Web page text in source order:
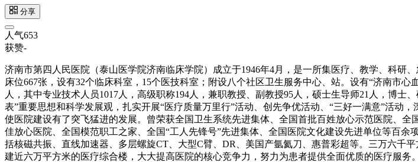
分享
人气653
获赞-
济南市第四人民医院（泰山医学院济南临床学院）成立于1946年4月，是一所集医疗、教学、科
床位667张，设有32个临床科室，15个医技科室；附设八个社区卫生服务中心、站。设有“济南市
人，其中专业技术人员1017人，高级职称194人，兼职教授、副教授95人，硕士生导师21人，博
表”重要思想和科学发展观，扎实开展“医疗质量万里行”活动、创先争优活动、“三好一满意”活动
使医院建设有了突飞猛进的发展。曾荣获全国卫生系统先进集体、全国首批百姓放心示范医院、
佳放心医院、全国模范职工之家、全国“工人先锋号”先进集体、全国医院文化建设先进单位等
括核磁共振、直线加速器、多层螺旋CT、大型C臂、DR、美国产氩氦刀、惠普彩超等。三万六千
建近六万平方米的医疗综合楼，大大提高医院的核心竞争力，努力为患者提供全面优质的医疗